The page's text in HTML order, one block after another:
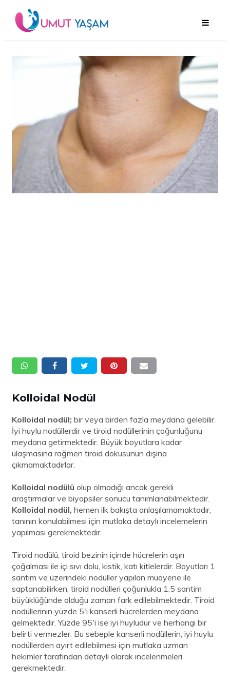
Kolloidal Nodül
Kolloidal nodül; bir veya birden fazla meydana gelebilir.
İyi huylu nodüllerdir ve tiroid nodüllerinin çoğunluğunu
meydana getirmektedir. Büyük boyutlara kadar
ulaşmasına rağmen tiroid dokusunun dışına
çıkmamaktadırlar.
Kolloidal nodülü olup olmadığı ancak gerekli
araştırmalar ve biyopsiler sonucu tanımlanabilmektedir.
Kolloidal nodül, hemen ilk bakışta anlaşılamamaktadır,
tanının konulabilmesi için mutlaka detaylı incelemelerin
yapılması gerekmektedir.
Tiroid nodülü, tiroid bezinin içinde hücrelerin aşırı
çoğalması ile içi sıvı dolu, kistik, katı kitlelerdir. Boyutları 1
santim ve üzerindeki nodüller yapılan muayene ile
saptanabilirken, tiroid nodülleri çoğunlukla 1,5 santim
büyüklüğünde olduğu zaman fark edilebilmektedir. Tiroid
nodüllerinin yüzde 5'i kanserli hücrelerden meydana
gelmektedir. Yüzde 95'i ise iyi huyludur ve herhangi bir
belirti vermezler. Bu sebeple kanserli nodüllerin, iyi huylu
nodüllerden ayırt edilebilmesi için mutlaka uzman
hekimler tarafından detaylı olarak incelenmeleri
gerekmektedir.